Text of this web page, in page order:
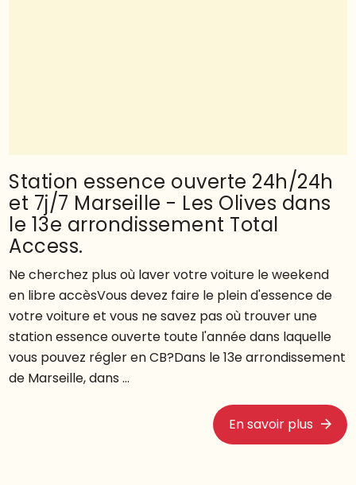
Station essence ouverte 24h/24h
et 7j/7 Marseille - Les Olives dans
le 13e arrondissement Total
Access.
Ne cherchez plus où laver votre voiture le weekend
en libre accèsVous devez faire le plein d'essence de
votre voiture et vous ne savez pas où trouver une
station essence ouverte toute l'année dans laquelle
vous pouvez régler en CB?Dans le 13e arrondissement
de Marseille, dans ...
En savoir plus